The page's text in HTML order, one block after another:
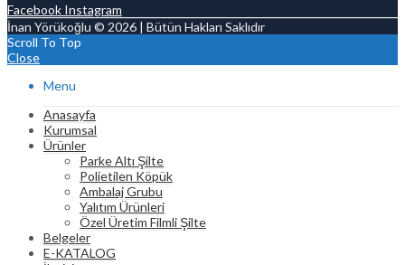
Facebook Instagram
İnan Yörükoğlu © 2026 | Bütün Hakları Saklıdır
Scroll To Top
Close
Menu
Anasayfa
Kurumsal
Ürünler
Parke Altı Şilte
Polietilen Köpük
Ambalaj Grubu
Yalıtım Ürünleri
Özel Üretim Filmli Şilte
Belgeler
E-KATALOG